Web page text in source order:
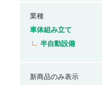
業種
車体組み立て
半自動設備
新商品のみ表示